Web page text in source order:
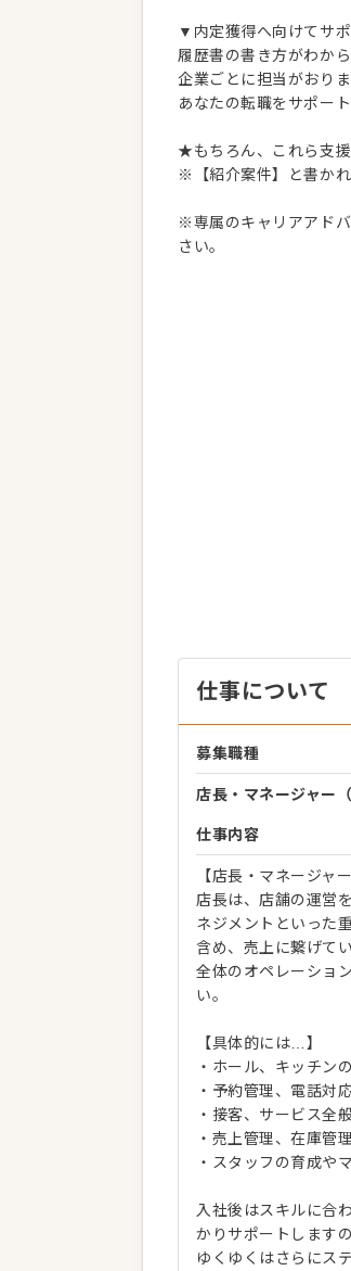
▼内定獲得へ向けてサポ
履歴書の書き方がわか
企業ごとに担当がおり
あなたの転職をサポート
★もちろん、これら支
※【紹介案件】と書かれ
※専属のキャリアアド
さい。
仕事について
募集職種
店長・マネージャー（
仕事内容
【店長・マネージャ
店長は、店舗の運営
ネジメントといった
含め、売上に繋げて
全体のオペレーショ
い。
【具体的には…】
・ホール、キッチン
・予約管理、電話対
・接客、サービス全
・売上管理、在庫管理
・スタッフの育成
入社後はスキルに合
かりサポートします
ゆくゆくはさらにス